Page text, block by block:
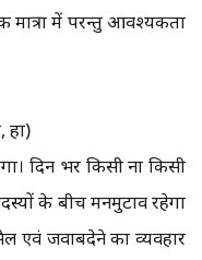
मात्रा में परन्तु आवश्यकता
हा)
दिन भर किसी ना किसी
के बीच मनमुटाव रहेगा
एवं जवाबदेने का व्यवहार